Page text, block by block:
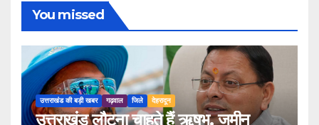
You missed
उत्तराखंड की बड़ी खबर गढ़वाल जिले देहरादून
उत्तराखंड लौटना चाहते हैं ऋषभ, जमीन